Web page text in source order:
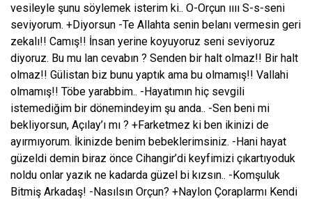
vesileyle şunu söylemek isterim ki.. O-Orçun ıııı S-s-seni
seviyorum. +Diyorsun -Te Allahta senin belanı vermesin geri
zekalı!! Camış!! İnsan yerine koyuyoruz seni seviyoruz
diyoruz. Bu mu lan cevabın ? Senden bir halt olmaz!! Bir halt
olmaz!! Gülistan biz bunu yaptık ama bu olmamış!! Vallahi
olmamış!! Töbe yarabbim.. -Hayatımın hiç sevgili
istemediğim bir dönemindeyim şu anda.. -Sen beni mi
bekliyorsun, Açılay’ı mı ? +Farketmez ki ben ikinizi de
ayırmıyorum. İkinizde benim bebeklerimsiniz. -Hani hayat
güzeldi demin biraz önce Cihangir’di keyfimizi çıkartıyoduk
noldu onlar yazık ne kadarda güzel bi kızsın.. -Komşuluk
Bitmiş Arkadaş! -Nasılsın Orçun? +Naylon Çoraplarmı Kendi